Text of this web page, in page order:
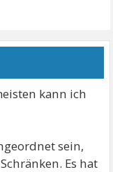
kann ich
sein,
Es hat